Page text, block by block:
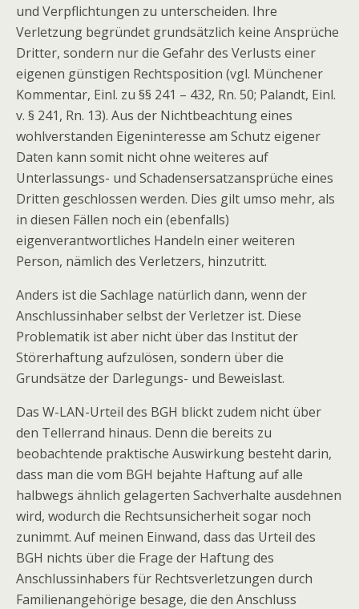
und Verpflichtungen zu unterscheiden. Ihre
Verletzung begründet grundsätzlich keine Ansprüche
Dritter, sondern nur die Gefahr des Verlusts einer
eigenen günstigen Rechtsposition (vgl. Münchener
Kommentar, Einl. zu §§ 241 – 432, Rn. 50; Palandt, Einl.
v. § 241, Rn. 13). Aus der Nichtbeachtung eines
wohlverstanden Eigeninteresse am Schutz eigener
Daten kann somit nicht ohne weiteres auf
Unterlassungs- und Schadensersatzansprüche eines
Dritten geschlossen werden. Dies gilt umso mehr, als
in diesen Fällen noch ein (ebenfalls)
eigenverantwortliches Handeln einer weiteren
Person, nämlich des Verletzers, hinzutritt.
Anders ist die Sachlage natürlich dann, wenn der
Anschlussinhaber selbst der Verletzer ist. Diese
Problematik ist aber nicht über das Institut der
Störerhaftung aufzulösen, sondern über die
Grundsätze der Darlegungs- und Beweislast.
Das W-LAN-Urteil des BGH blickt zudem nicht über
den Tellerrand hinaus. Denn die bereits zu
beobachtende praktische Auswirkung besteht darin,
dass man die vom BGH bejahte Haftung auf alle
halbwegs ähnlich gelagerten Sachverhalte ausdehnen
wird, wodurch die Rechtsunsicherheit sogar noch
zunimmt. Auf meinen Einwand, dass das Urteil des
BGH nichts über die Frage der Haftung des
Anschlussinhabers für Rechtsverletzungen durch
Familienangehörige besage, die den Anschluss